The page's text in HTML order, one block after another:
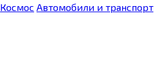
Космос Автомобили и транспорт